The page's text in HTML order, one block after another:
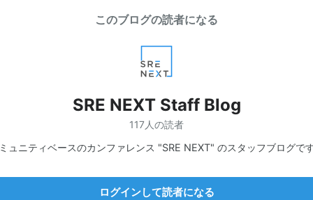
このブログの読者になる
SRE NEXT Staff Blog
117人の読者
ュニティベースのカンファレンス "SRE NEXT" のスタッフブログで
ログインして読者になる